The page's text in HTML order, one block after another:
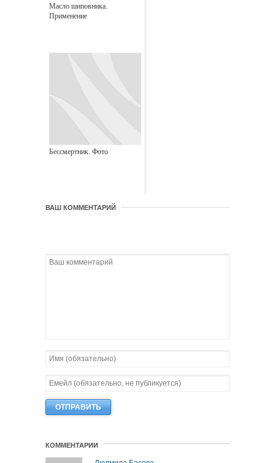
Масло шиповника.
Применение
Бессмертник. Фото
ВАШ КОММЕНТАРИЙ
КОММЕНТАРИИ